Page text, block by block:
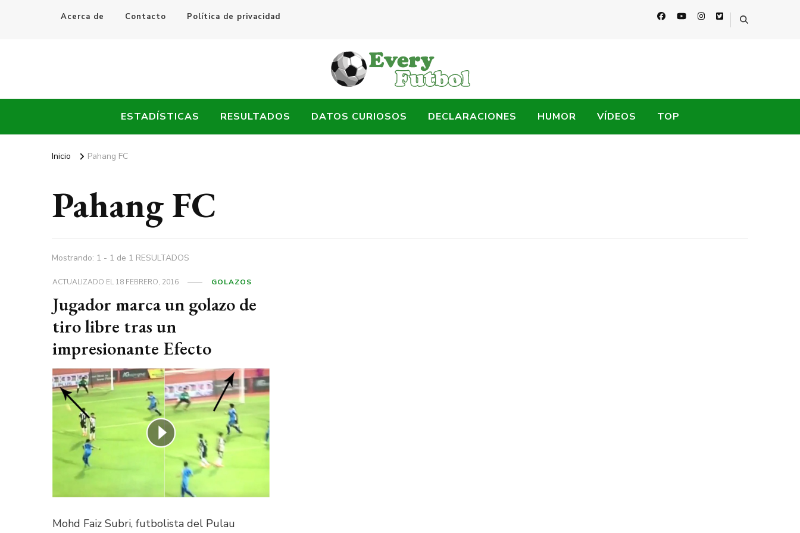
Acerca de Contacto Política de privacidad
Every Fútbol
ESTADÍSTICAS RESULTADOS DATOS CURIOSOS DECLARACIONES HUMOR VÍDEOS TOP
Inicio Pahang FC
Pahang FC
Mostrando: 1 - 1 de 1 RESULTADOS
ACTUALIZADO EL18 FEBRERO, 2016 GOLAZOS
Jugador marca un golazo de
tiro libre tras un
impresionante Efecto
Mohd Faiz Subri, futbolista del Pulau